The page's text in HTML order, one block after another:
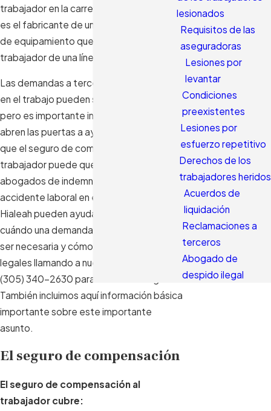
trabajador en la carretera. Otro ejemplo
es el fabricante de una pieza defectuosa
de equipamiento que lesiona a un
trabajador de una línea de montaje.
Las demandas a terceros por accidentes
en el trabajo pueden ser muy complejas,
pero es importante interponerlas, ya que
abren las puertas a ayudas adicionales
que el seguro de compensación al
trabajador puede que no cubra. Nuestros
abogados de indemnización por
accidente laboral en el condado de
Hialeah pueden ayudarle a comprender
cuándo una demanda a terceros puede
ser necesaria y cómo emprender acciones
legales llamando a nuestras oficinas al
(305) 340-2630 para una consulta gratis.
También incluimos aquí información básica
importante sobre este importante
asunto.
El seguro de compensación
El seguro de compensación al
trabajador cubre:
lesionados
Requisitos de las
aseguradoras
Lesiones por
levantar
Condiciones
preexistentes
Lesiones por
esfuerzo repetitivo
Derechos de los
trabajadores heridos
Acuerdos de
liquidación
Reclamaciones a
terceros
Abogado de
despido ilegal